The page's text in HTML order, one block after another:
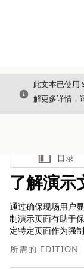
关闭
此文本已使用
解更多详情，
显示目录
目录
了解演示
通过确保现场用户
制演示页面有助于
定特定页面作为强
所需的 EDITION